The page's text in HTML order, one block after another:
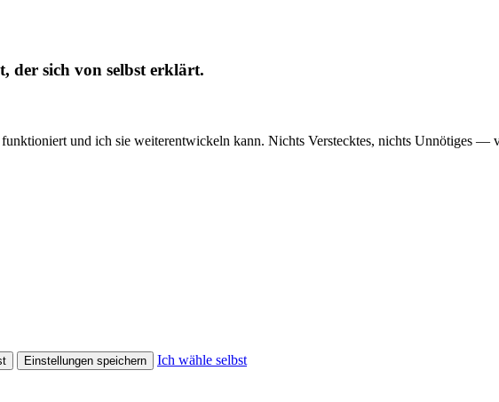
der sich von selbst erklärt.
und ich sie weiterentwickeln kann. Nichts Verstecktes, nichts Unnötiges —
Einstellungen speichern Ich wähle selbst